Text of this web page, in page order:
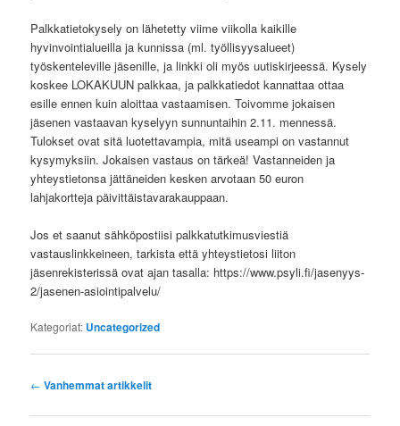
Palkkatietokysely on lähetetty viime viikolla kaikille
hyvinvointialueilla ja kunnissa (ml. työllisyysalueet)
työskenteleville jäsenille, ja linkki oli myös uutiskirjeessä. Kysely
koskee LOKAKUUN palkkaa, ja palkkatiedot kannattaa ottaa
esille ennen kuin aloittaa vastaamisen. Toivomme jokaisen
jäsenen vastaavan kyselyyn sunnuntaihin 2.11. mennessä.
Tulokset ovat sitä luotettavampia, mitä useampi on vastannut
kysymyksiin. Jokaisen vastaus on tärkeä! Vastanneiden ja
yhteystietonsa jättäneiden kesken arvotaan 50 euron
lahjakortteja päivittäistavarakauppaan.
Jos et saanut sähköpostiisi palkkatutkimusviestiä
vastauslinkkeineen, tarkista että yhteystietosi liiton
jäsenrekisterissä ovat ajan tasalla: https://www.psyli.fi/jasenyys-
2/jasenen-asiointipalvelu/
Kategoriat: Uncategorized
Artikkelien
← Vanhemmat artikkelit